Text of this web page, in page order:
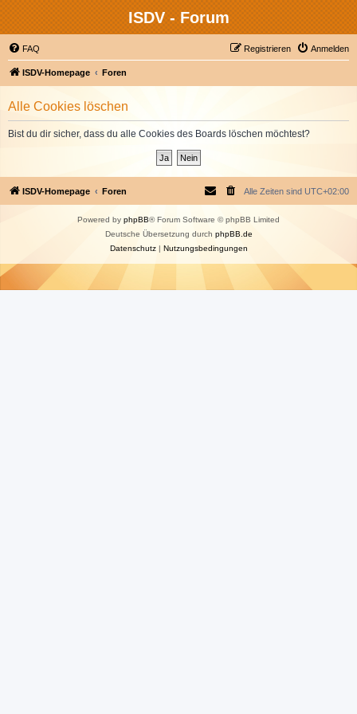
ISDV - Forum
FAQ Anmelden
Registrieren
ISDV-Homepage Foren
Alle Cookies löschen
Bist du dir sicher, dass du alle Cookies des Boards löschen möchtest?
ISDV-Homepage Foren Alle Zeiten sind UTC+02:00
Powered by phpBB® Forum Software © phpBB Limited
Deutsche Übersetzung durch phpBB.de
Datenschutz| Nutzungsbedingungen